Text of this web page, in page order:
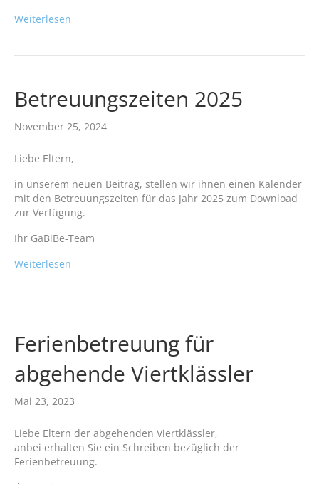
Weiterlesen
Betreuungszeiten 2025
November 25, 2024
Liebe Eltern,
in unserem neuen Beitrag, stellen wir ihnen einen Kalender
mit den Betreuungszeiten für das Jahr 2025 zum Download
zur Verfügung.
Ihr GaBiBe-Team
Weiterlesen
Ferienbetreuung für
abgehende Viertklässler
Mai 23, 2023
Liebe Eltern der abgehenden Viertklässler,
anbei erhalten Sie ein Schreiben bezüglich der
Ferienbetreuung.